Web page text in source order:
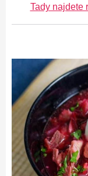
Tady najdete